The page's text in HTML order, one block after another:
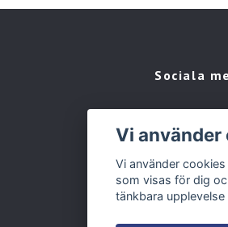
Sociala
Vi använder
Vi använder
som visas för dig
tänkbara